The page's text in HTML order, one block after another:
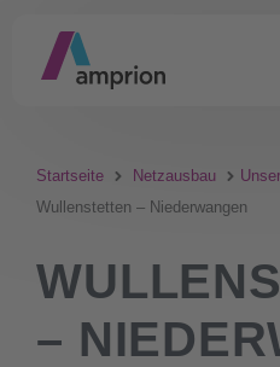
Startseite Netzausbau
Wullenstetten – Niederwangen
–